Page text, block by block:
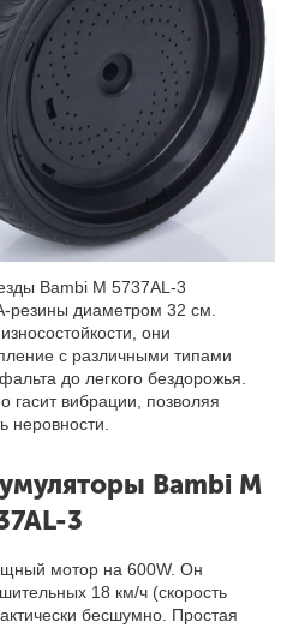
Bambi M 5737AL-3
резины диаметром 32 см.
они
с различными типами
до легкого бездорожья.
гасит вибрации, позволяя
неровности.
Bambi M
3
мотор на 600W. Он
18 км/ч (скорость
бесшумно. Простая